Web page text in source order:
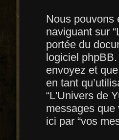
Nous pouvons
naviguant sur
portée du
logiciel
envoyez et
en tant
“L'Univers de
messages que
ici par “vos